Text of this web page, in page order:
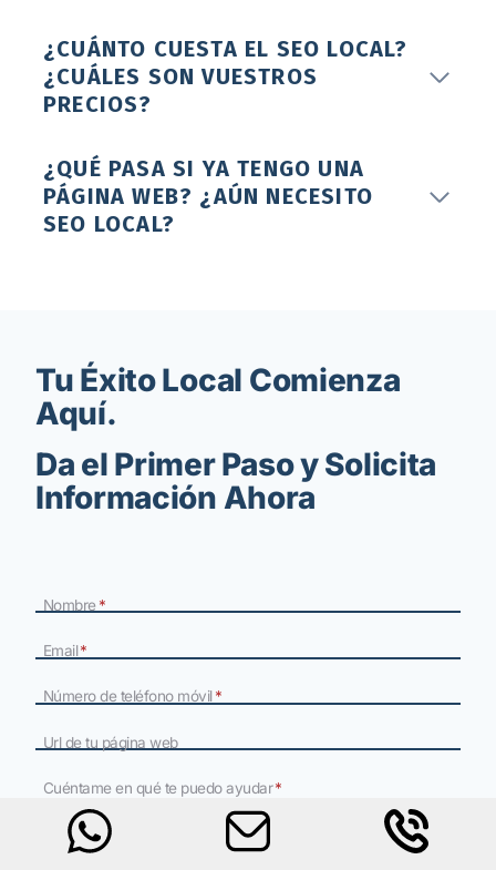
¿CUÁNTO CUESTA EL SEO LOCAL?
¿CUÁLES SON VUESTROS
PRECIOS?
¿QUÉ PASA SI YA TENGO UNA
PÁGINA WEB? ¿AÚN NECESITO
SEO LOCAL?
Tu Éxito Local Comienza
Aquí.
Da el Primer Paso y Solicita
Información Ahora
Nombre *
Email*
Número de teléfono móvil *
Url de tu página web
Cuéntame en qué te puedo ayudar*
He leído y acepto la Política de Privacidad